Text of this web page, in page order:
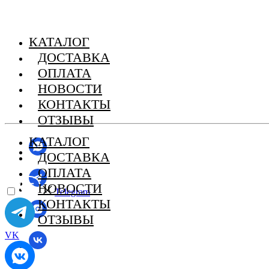
КАТАЛОГ
ДОСТАВКА
ОПЛАТА
НОВОСТИ
КОНТАКТЫ
ОТЗЫВЫ
КАТАЛОГ
ДОСТАВКА
ОПЛАТА
НОВОСТИ
КОНТАКТЫ
ОТЗЫВЫ
Telegram
VK